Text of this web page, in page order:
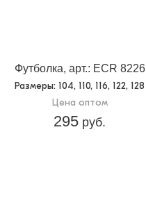
Футболка, арт.: ECR 8226
Размеры: 104, 110, 116, 122, 128
Цена оптом
295 руб.